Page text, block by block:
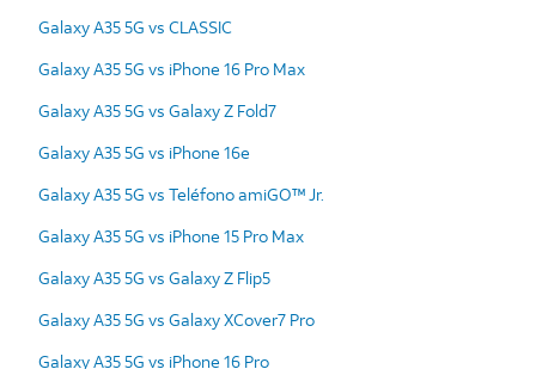
Galaxy A35 5G vs CLASSIC
Galaxy A35 5G vs iPhone 16 Pro Max
Galaxy A35 5G vs Galaxy Z Fold7
Galaxy A35 5G vs iPhone 16e
Galaxy A35 5G vs Teléfono amiGO™ Jr.
Galaxy A35 5G vs iPhone 15 Pro Max
Galaxy A35 5G vs Galaxy Z Flip5
Galaxy A35 5G vs Galaxy XCover7 Pro
Galaxy A35 5G vs iPhone 16 Pro